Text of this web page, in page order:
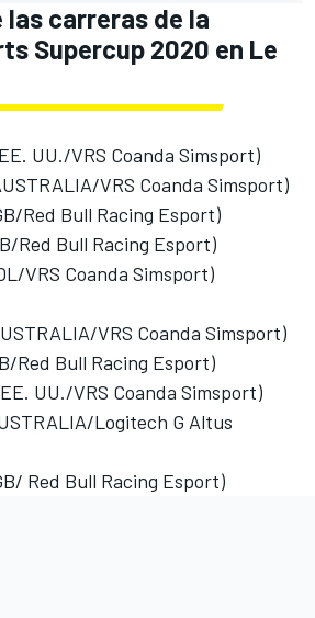
las carreras de la
Supercup 2020 en Le
UU./VRS Coanda Simsport)
VRS Coanda Simsport)
Red Bull Racing Esport)
Red Bull Racing Esport)
VRS Coanda Simsport)
VRS Coanda Simsport)
Red Bull Racing Esport)
UU./VRS Coanda Simsport)
Logitech G Altus
Red Bull Racing Esport)